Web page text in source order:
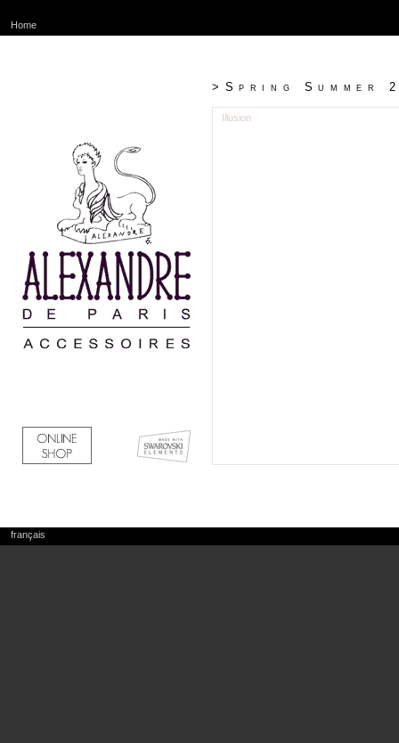
Home
>Spring Summer
Illusion
français